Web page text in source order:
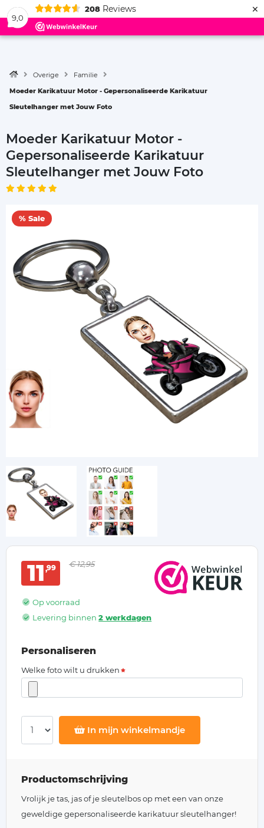
9,0
208 Reviews ×
Menu
Overige
Familie
Moeder Karikatuur Motor - Gepersonaliseerde Karikatuur
Sleutelhanger met Jouw Foto
Moeder Karikatuur Motor -
Gepersonaliseerde Karikatuur
Sleutelhanger met Jouw Foto
% Sale
11 99 € 12,95
Op voorraad
Levering binnen2 werkdagen
Personaliseren
Welke foto wilt u drukken
In mijn winkelmandje
Productomschrijving
Vrolijk je tas, jas of je sleutelbos op met een van onze
geweldige gepersonaliseerde karikatuur sleutelhanger!